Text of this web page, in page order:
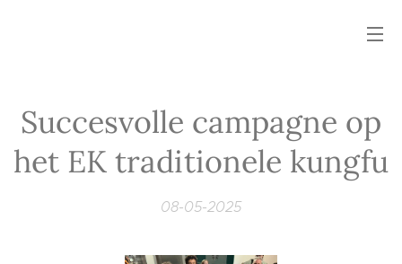
Succesvolle campagne op
het EK traditionele kungfu
08-05-2025